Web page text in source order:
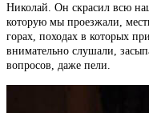
Николай. Он скрасил всю
которую мы проезжали,
горах, походах в которых
внимательно слушали,
вопросов, даже пели.